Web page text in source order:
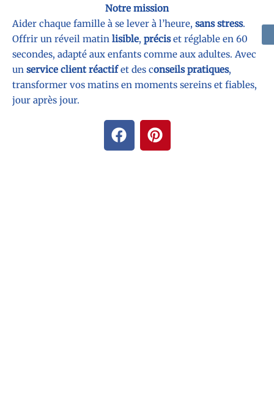
Notre mission
Aider chaque famille à se lever à l’heure, sans stress.
Offrir un réveil matin lisible, préciset réglable en 60
secondes, adapté aux enfants comme aux adultes. Avec
un service client réactifet des conseils pratiques,
transformer vos matins en moments sereins et fiables,
jour après jour.